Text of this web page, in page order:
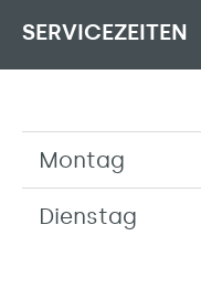
SERVICEZEITEN
Montag
Dienstag